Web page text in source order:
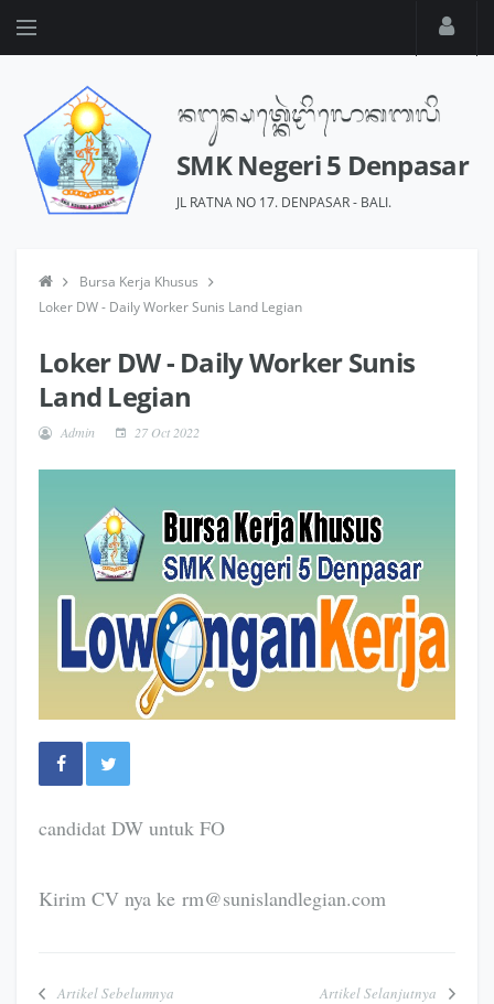
SMK Negeri 5 Denpasar
JL RATNA NO 17. DENPASAR - BALI.
Bursa Kerja Khusus
Loker DW - Daily Worker Sunis Land Legian
Loker DW - Daily Worker Sunis
Land Legian
Admin 27 Oct 2022
candidat DW untuk FO
Kirim CV nya ke rm@sunislandlegian.com
Artikel Sebelumnya
Artikel Selanjutnya